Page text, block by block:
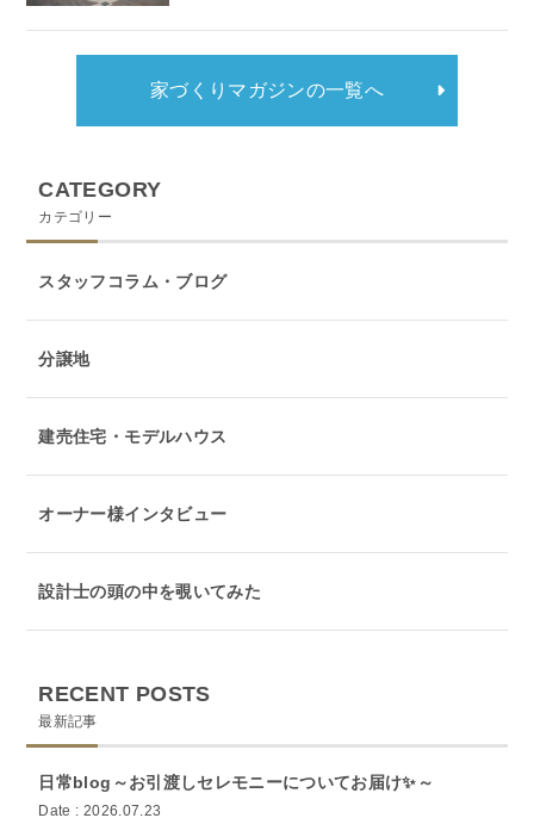
家づくりマガジンの一覧へ
CATEGORY
カテゴリー
スタッフコラム・ブログ
分譲地
建売住宅・モデルハウス
オーナー様インタビュー
設計士の頭の中を覗いてみた
RECENT POSTS
最新記事
日常blog～お引渡しセレモニーについてお届け✨～
Date : 2026.07.23